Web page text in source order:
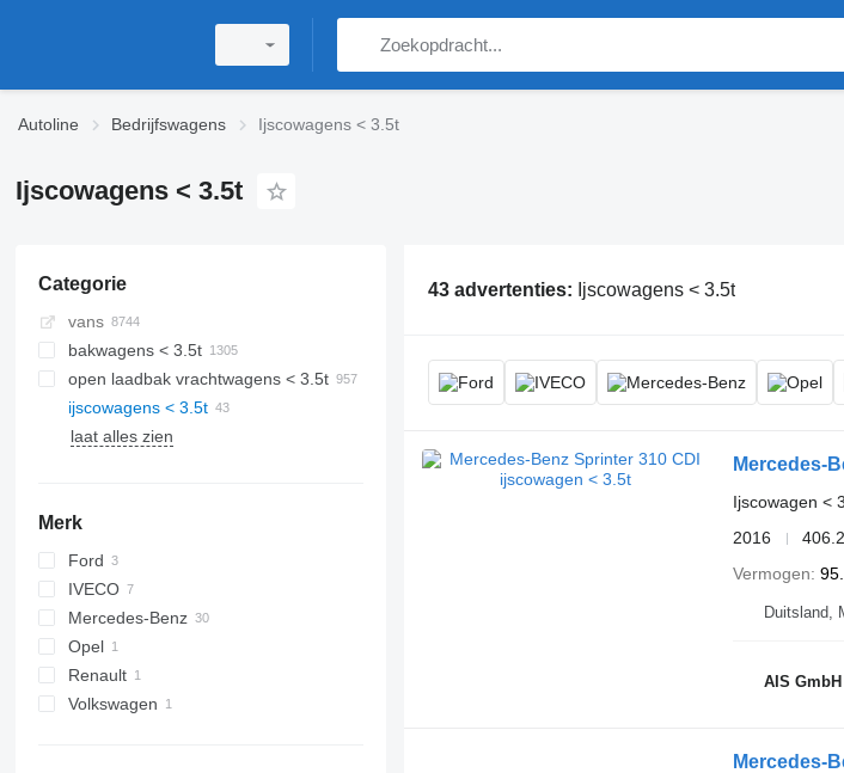
Autoline Bedrijfswagens Ijscowagens < 3.5t
Ijscowagens < 3.5t
Categorie
vans
bakwagens < 3.5t
open laadbak vrachtwagens < 3.5t
ijscowagens < 3.5t
laat alles zien
Merk
Ford
E-series
Transit
IVECO
Daily
Mercedes-Benz
Atego
Sprinter
Opel
Movano
Renault
Master
Volkswagen
43 advertenties: Ijscowagens < 3.5t
Mercedes-
Ijscowagen <
2016
Vermogen
Duitsland,
AIS GmbH
Mercedes-